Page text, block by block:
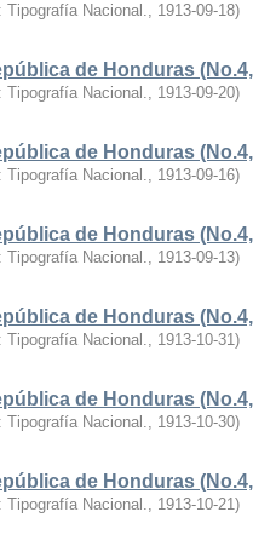
Tipografía Nacional., 1913-09-18)
de Honduras
Tipografía Nacional., 1913-09-20)
de Honduras
Tipografía Nacional., 1913-09-16)
de Honduras
Tipografía Nacional., 1913-09-13)
de Honduras
Tipografía Nacional., 1913-10-31)
de Honduras
Tipografía Nacional., 1913-10-30)
de Honduras
Tipografía Nacional., 1913-10-21)